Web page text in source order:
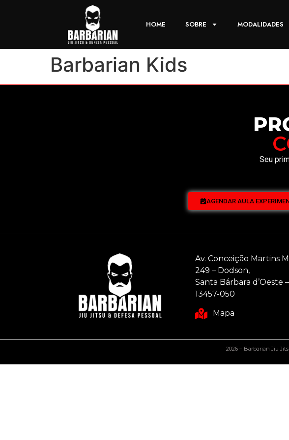
HOME SOBRE MODALIDADES
Barbarian Kids
Seu
AGENDAR AULA
Av. Conceição Martins
249 – Dodson,
Santa Bárbara d’Oeste
13457-050
Mapa
2026 – Barbarian Jiu